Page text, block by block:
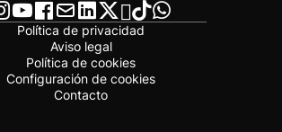
Política de privacidad
Aviso legal
Política de cookies
Configuración de cookies
Contacto